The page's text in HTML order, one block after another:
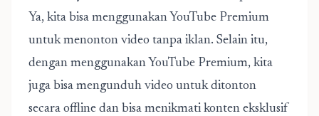
Ya, kita bisa menggunakan YouTube Premium
untuk menonton video tanpa iklan. Selain itu,
dengan menggunakan YouTube Premium, kita
juga bisa mengunduh video untuk ditonton
secara offline dan bisa menikmati konten eksklusif